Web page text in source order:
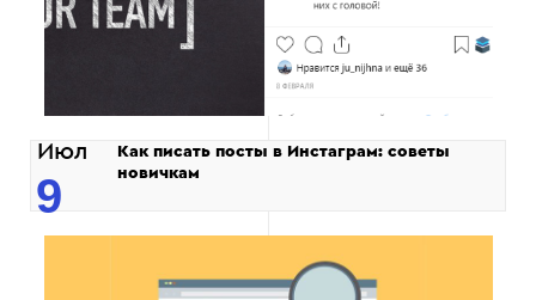
Июл
9
Как писать посты в Инстаграм: советы
новичкам